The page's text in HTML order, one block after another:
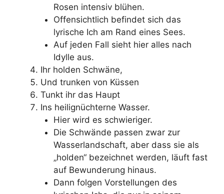
Rosen intensiv blühen.
Offensichtlich befindet sich das
lyrische Ich am Rand eines Sees.
Auf jeden Fall sieht hier alles nach
Idylle aus.
Ihr holden Schwäne,
Und trunken von Küssen
Tunkt ihr das Haupt
Ins heilignüchterne Wasser.
Hier wird es schwieriger.
Die Schwände passen zwar zur
Wasserlandschaft, aber dass sie als
„holden“ bezeichnet werden, läuft fast
auf Bewunderung hinaus.
Dann folgen Vorstellungen des